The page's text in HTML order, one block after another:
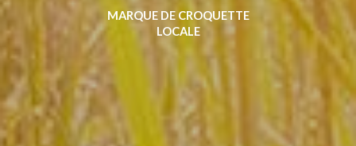
MARQUE DE CROQUETTE
LOCALE